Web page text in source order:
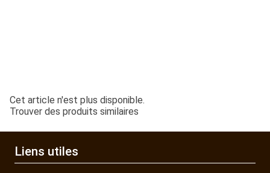
Cet article n'est plus disponible.
Trouver des produits similaires
Liens utiles